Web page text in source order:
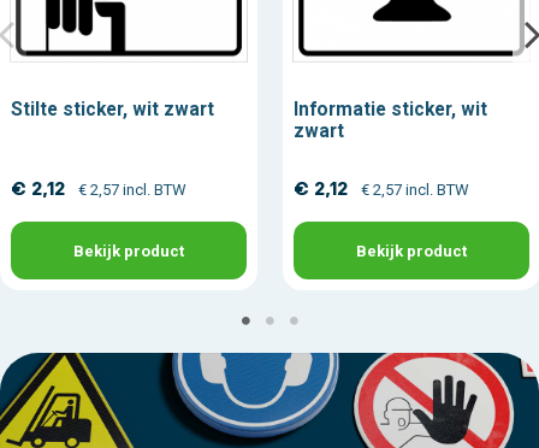
Stilte sticker, wit zwart
€ 2,12 € 2,57 incl. BTW
Bekijk product
Informatie sticker, wit
zwart
€ 2,12 € 2,57 incl. BTW
Bekijk product